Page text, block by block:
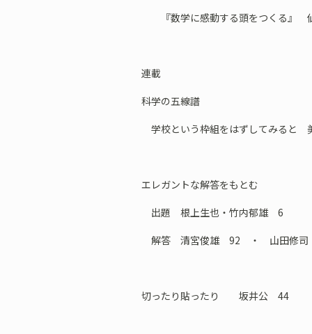
『数学に感動する頭をつくる』
連載
科学の五線譜
学校という枠組をはずしてみると
エレガントな解答をもとむ
出題 根上生也・竹内郁雄 6
解答 清宮俊雄 92 ・ 山田修
切ったり貼ったり 坂井公 44